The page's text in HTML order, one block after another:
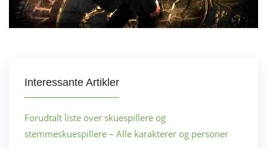
Interessante Artikler
Forudtalt liste over skuespillere og
stemmeskuespillere – Alle karakterer og personer